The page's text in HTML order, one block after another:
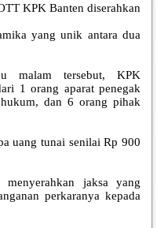
KPK Banten diserahkan
yang unik antara dua
malam tersebut, KPK
1 orang aparat penegak
dan 6 orang pihak
uang tunai senilai Rp 900
jaksa yang
perkaranya kepada